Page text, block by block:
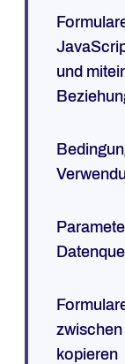
und
kopieren